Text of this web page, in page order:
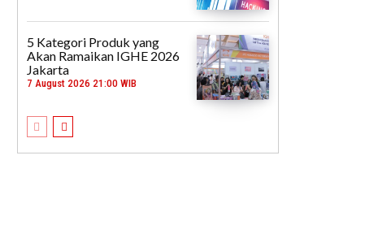
5 Kategori Produk yang
Akan Ramaikan IGHE 2026
Jakarta
7 August 2026 21:00 WIB